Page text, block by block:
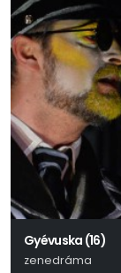
Gyévuska (16)
zenedráma